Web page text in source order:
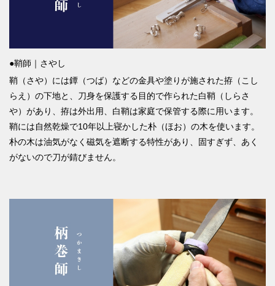
●鞘師｜さやし
鞘（さや）には鐔（つば）などの金具や塗りが施された拵（こし
らえ）の下地と、刀身を保護する目的で作られた白鞘（しらさ
や）があり、拵は外出用、白鞘は家庭で保管する際に用います。
鞘には自然乾燥で10年以上寝かした朴（ほお）の木を使います。
朴の木は油気がなく磁気を遮断する特性があり、固すぎず、あく
がないので刀が錆びません。